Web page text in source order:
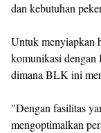
dan kebutuhan
Untuk menyiapkan
komunikasi
dimana BLK ini
"Dengan fasilitas
mengoptimalkan